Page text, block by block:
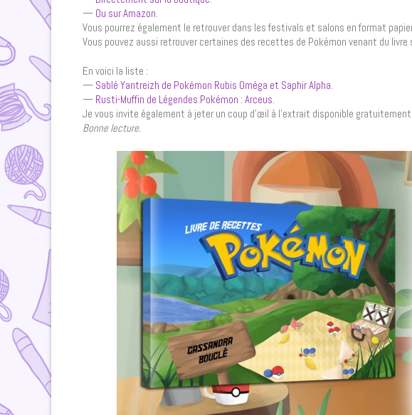
— Ou sur Amazon.
Vous pourrez également le retrouver dans les festivals et salons en format
Vous pouvez aussi retrouver certaines des recettes de Pokémon venant du livre
En voici la liste :
— Sablé Yantreizh de Pokémon Rubis Oméga et Saphir Alpha.
— Rusti-Muffin de Légendes Pokémon : Arceus.
Je vous invite également à jeter un coup d’œil à l’extrait disponible
Bonne lecture.